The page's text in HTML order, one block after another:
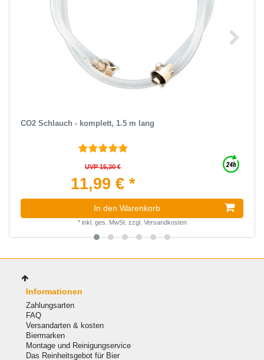
CO2 Schlauch - komplett, 1.5 m lang
UVP 15,30 €
11,99 € *
In den Warenkorb
* inkl. ges. MwSt. zzgl. Versandkosten
Informationen
Zahlungsarten
FAQ
Versandarten & kosten
Biermarken
Montage und Reinigungservice
Das Reinheitsgebot für Bier